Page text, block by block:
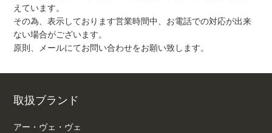
えています。
その為、表示しております営業時間中、お電話での対応が出来
ない場合がございます。
原則、メールにてお問い合わせをお願い致します。
取扱ブランド
アー・ヴェ・ヴェ